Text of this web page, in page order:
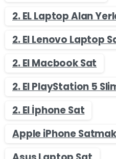
2. EL Laptop Alan
2. El Lenovo Laptop
2. El Macbook Sat
2. El PlayStation 5
2. El İphone Sat
Apple iPhone